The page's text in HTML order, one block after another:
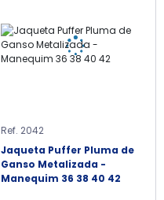
Ref. 2042
Jaqueta Puffer Pluma de
Ganso Metalizada -
Manequim 36 38 40 42